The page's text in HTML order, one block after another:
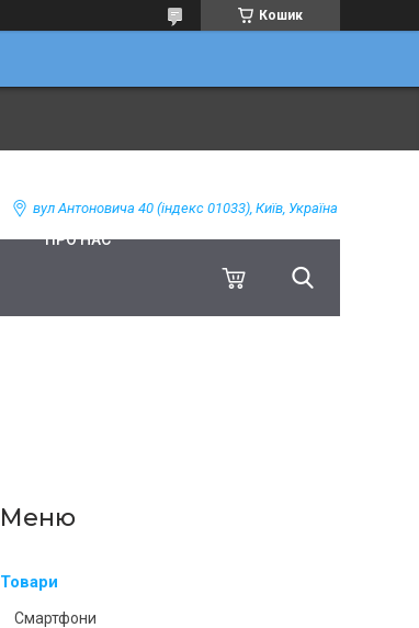
Кошик
вул Антоновича 40 (індекс 01033), Київ, Україна
ПРО НАС
Товари
Смартфони